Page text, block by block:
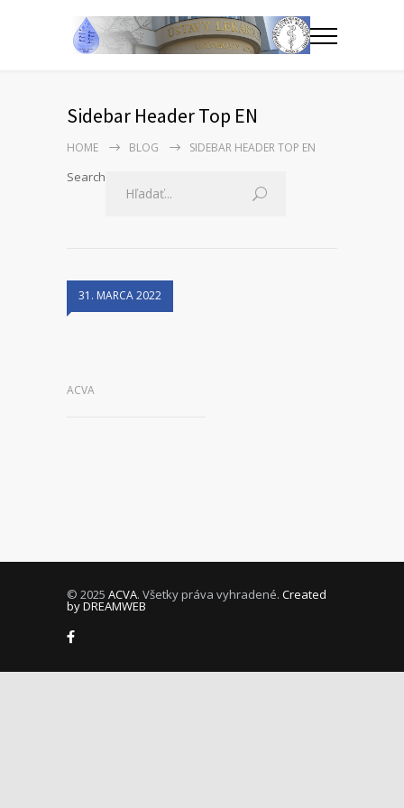
Sidebar Header Top EN
HOME BLOG SIDEBAR HEADER TOP EN
Search
31. MARCA 2022
ACVA
© 2025 ACVA. Všetky práva vyhradené. Created
by DREAMWEB